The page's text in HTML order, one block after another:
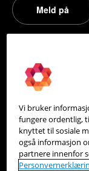
Meld på
Om oss
Partneroversikt
Integrasjoner
Hjelpesenter
Kontakt oss
Vi bruker
fungere ordentlig,
knyttet til sosiale
også informasjon
partnere innenfor